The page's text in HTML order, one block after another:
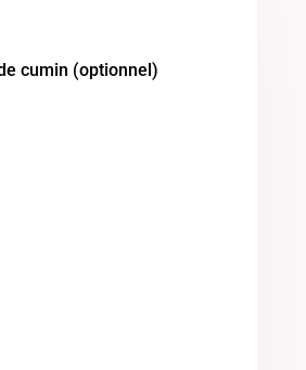
cumin (optionnel)